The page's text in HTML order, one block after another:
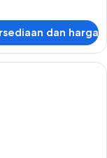
dan harga
meja kerja, dan